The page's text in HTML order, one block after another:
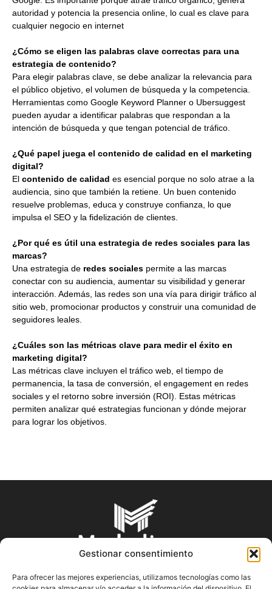
Gestionar consentimiento
Para ofrecer las mejores experiencias, utilizamos tecnologías como las
autoridad y potencia la presencia online, lo cual es clave para
cualquier negocio en internet
¿Cómo se eligen las palabras clave correctas para una
estrategia de contenido?
Para elegir palabras clave, se debe analizar la relevancia para
el público objetivo, el volumen de búsqueda y la competencia.
Herramientas como Google Keyword Planner o Ubersuggest
pueden ayudar a identificar palabras que respondan a la
intención de búsqueda y que tengan potencial de tráfico.
¿Qué papel juega el contenido de calidad en el marketing
digital?
El contenido de calidad es esencial porque no solo atrae a la
audiencia, sino que también la retiene. Un buen contenido
resuelve problemas, educa y construye confianza, lo que
impulsa el SEO y la fidelización de clientes.
¿Por qué es útil una estrategia de redes sociales para las
marcas?
Una estrategia de redes sociales permite a las marcas
conectar con su audiencia, aumentar su visibilidad y generar
interacción. Además, las redes son una vía para dirigir tráfico al
sitio web, promocionar productos y construir una comunidad de
seguidores leales.
¿Cuáles son las métricas clave para medir el éxito en
marketing digital?
Las métricas clave incluyen el tráfico web, el tiempo de
permanencia, la tasa de conversión, el engagement en redes
sociales y el retorno sobre inversión (ROI). Estas métricas
permiten analizar qué estrategias funcionan y dónde mejorar
para lograr los objetivos.